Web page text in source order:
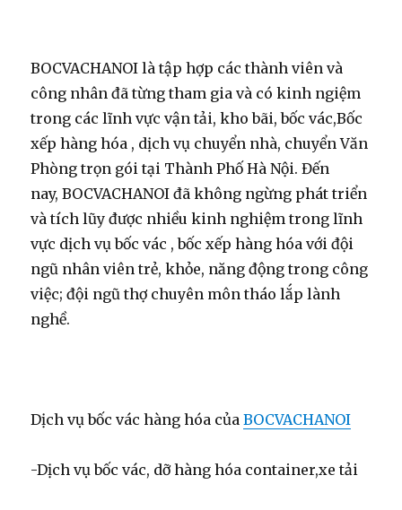
BOCVACHANOI là tập hợp các thành viên và
công nhân đã từng tham gia và có kinh ngiệm
trong các lĩnh vực vận tải, kho bãi, bốc vác,Bốc
xếp hàng hóa , dịch vụ chuyển nhà, chuyển Văn
Phòng trọn gói tại Thành Phố Hà Nội. Đến
nay, BOCVACHANOI đã không ngừng phát triển
và tích lũy được nhiều kinh nghiệm trong lĩnh
vực dịch vụ bốc vác , bốc xếp hàng hóa với đội
ngũ nhân viên trẻ, khỏe, năng động trong công
việc; đội ngũ thợ chuyên môn tháo lắp lành
nghề.
Dịch vụ bốc vác hàng hóa củaBOCVACHANOI
-Dịch vụ bốc vác, dỡ hàng hóa container,xe tải